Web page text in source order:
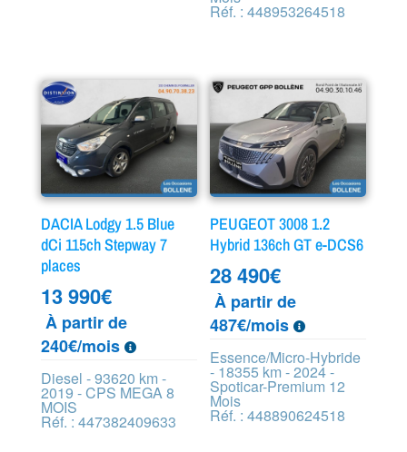
Réf. : 448953264518
DACIA Lodgy 1.5 Blue
dCi 115ch Stepway 7
places
13 990€
À partir de
240€/mois
Diesel - 93620 km -
2019 - CPS MEGA 8
MOIS
Réf. : 447382409633
PEUGEOT 3008 1.2
Hybrid 136ch GT e-DCS6
28 490€
À partir de
487€/mois
Essence/Micro-Hybride
- 18355 km - 2024 -
Spoticar-Premium 12
Mois
Réf. : 448890624518